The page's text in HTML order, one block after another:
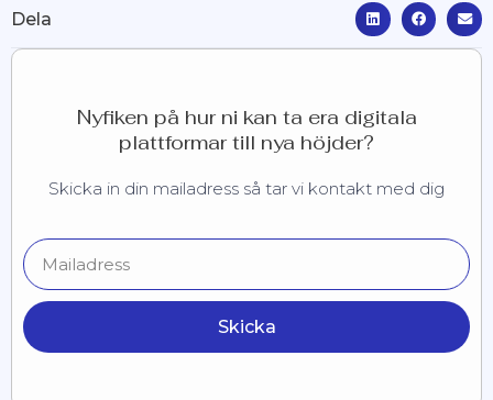
Dela
Nyfiken på hur ni kan ta era digitala
plattformar till nya höjder?
Skicka in din mailadress så tar vi kontakt med dig
Skicka